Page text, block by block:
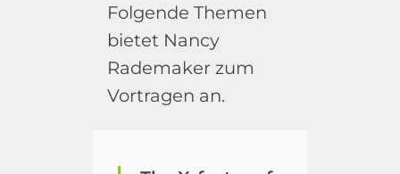
Folgende Themen
bietet Nancy
Rademaker zum
Vortragen an.